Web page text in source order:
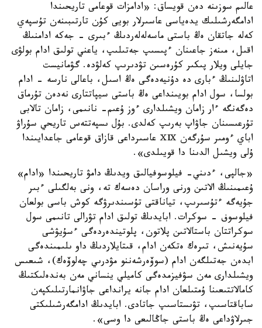
عالىم سوزىنە دەن قويساق: «ادامزات قوعامى تاريحىندا
ادامگەرشىلىك يدەياسى عاسىرلار بويى كۇن تارتىبىنەن تۇسپەي
كەلە جاتقان ەڭ باستى ماسەلەلەردىڭ ءبىرى - جەكە ادامنىڭ
اقىل، مىنەز جاعىنان ءپىسىپ جەتىلىپ، ياعني تولىق ادام بولۋى
جايلى ويلار پىكىر كۇرەسىن تۋدىرىپ كەلۋدە. گۋمانيست
اتاۋلىنىڭ ءبارى دە دۇنيەدەگى ەڭ اسىل، باعالى نارسە - ادام
بولسا، سول ادام بويىنداعى ەڭ باستى سيپاتتارى نەدەن تۇرماق
دەگەنگە ءار زامان ويشىلدارى ءوز ۇعىم- نانىمى، زامان تالابى
تۇرعىسىنان جاۋاپ بەرىپ كەلدى. بۇل ىسپەتتەس تاريحي سۇراۋ
اباي ءومىر سۇرگەن ⅩⅨ عاسىرداعى قازاق قوعامى جاعدايىندا
ۇلى ويشىل الدىنا دا قويىلدى».
«جالپى، ءدىني- فيلوسوفيالىق ويدىڭ دامۋ تاريحىندا «ادام»
ۇعىمىنىڭ الاتىن ورنى وراسان دەسەك تە، ونى بەلگىلى ءبىر
جۇيەگە ءتۇسىرىپ، تياناقتى تۇسىندىرۋگە كوش باسى بولعان
فيلوسوف - سوكرات. ابايدىڭ تولىق ادام تۋرالى تانىمى سول
سوكراتتان باستالاتىن پلاتون، پلوتيندەردەگى ءسۇيۋشى
سۇيەنىش، تىرەك ەتكەن ادام، قىتايلاردىڭ داو ىلىمىندەگى
ابدەن جەتىلگەن ادام (سوۆەرشەننو مۋدرىي چەلوۆەك)، شىعىس
ويشىلدارى مەن سۋفيزمدەگى كاميلي ينساني مەن بەندەلىكتىڭ
كامالاتتىعىنا ۇمتىلعان ادام جانە يرانداعى جاۋانمارتىلىكپەن
ساباقتاسىپ، تۋىستاسىپ جاتادى. ابايدىڭ ادامگەرشىلىكتى
جىرلاۋداعى ەڭ باستى جاڭالىعى دا وسى».